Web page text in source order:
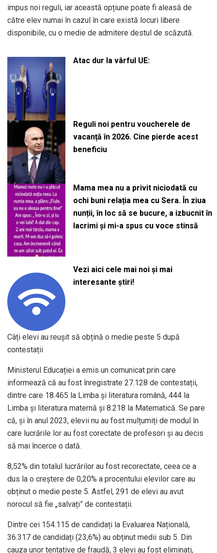
impus noi reguli, iar această opțiune poate fi aleasă de
către elev numai în cazul în care există locuri libere
disponibile, cu o medie de admitere destul de scăzută.
Atac dur la vârful UE:
Reguli noi pentru voucherele de
vacanță în 2026. Cine pierde acest
beneficiu
Mama mea nu a privit niciodată cu
ochi buni relația mea cu Sera. În ziua
nunții, în loc să se bucure, a izbucnit în
lacrimi și mi-a spus cu voce stinsă
Vezi aici cele mai noi și mai
interesante știri!
Câți elevi au reușit să obțină o medie peste 5 după
contestații
Ministerul Educației a emis un comunicat prin care
informează că au fost înregistrate 27.128 de contestații,
dintre care 18.465 la Limba și literatura română, 444 la
Limba și literatura maternă și 8.218 la Matematică. Se pare
că, și în anul 2023, elevii nu au fost mulțumiți de modul în
care lucrările lor au fost corectate de profesori și au decis
să mai încerce o dată.
8,52% din totalul lucrărilor au fost recorectate, ceea ce a
dus la o creștere de 0,20% a procentului elevilor care au
obținut o medie peste 5. Astfel, 291 de elevi au avut
norocul să fie „salvați” de contestații.
Dintre cei 154.115 de candidați la Evaluarea Națională,
36.317 de candidați (23,6%) au obținut medii sub 5. Din
cauza unor tentative de fraudă, 3 elevi au fost eliminați,